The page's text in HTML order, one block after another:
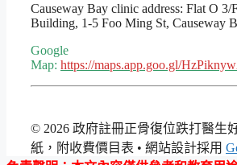
Causeway Bay clinic address: Flat O 3/
Building, 1-5 Foo Ming St, Causeway
Google
Map: https://maps.app.goo.gl/
© 2026 政府註冊正骨復位跌打醫生
紙，附收費價目表 • 網站設計採用